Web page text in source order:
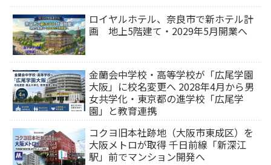
ロイヤルホテル、奈良市で新ホテル計
画 地上5階建て・2029年5月開業へ
金蘭会中学校・高等学校が「広尾学園
大阪」に校名変更へ 2028年4月から男
女共学化・東京都の進学校「広尾学
園」と教育連携
コクヨ旧本社跡地（大阪市東成区）を
大阪メトロが取得 千日前線「新深江
駅」前でマンション開発へ